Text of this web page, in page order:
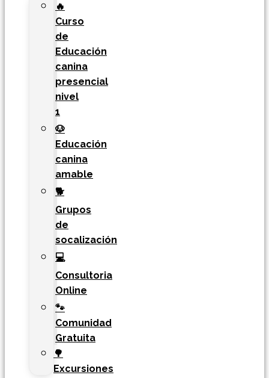
🔥
Curso
de
Educación
canina
presencial
nivel
1
🐶
Educación
canina
amable
🐕
Grupos
de
socalización
💻
Consultoria
Online
🐾
Comunidad
Gratuita
🌳
Excursiones